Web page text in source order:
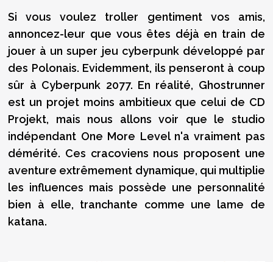
Si vous voulez troller gentiment vos amis,
annoncez-leur que vous êtes déjà en train de
jouer à un super jeu cyberpunk développé par
des Polonais. Evidemment, ils penseront à coup
sûr à Cyberpunk 2077. En réalité, Ghostrunner
est un projet moins ambitieux que celui de CD
Projekt, mais nous allons voir que le studio
indépendant One More Level n'a vraiment pas
démérité. Ces cracoviens nous proposent une
aventure extrêmement dynamique, qui multiplie
les influences mais possède une personnalité
bien à elle, tranchante comme une lame de
katana.